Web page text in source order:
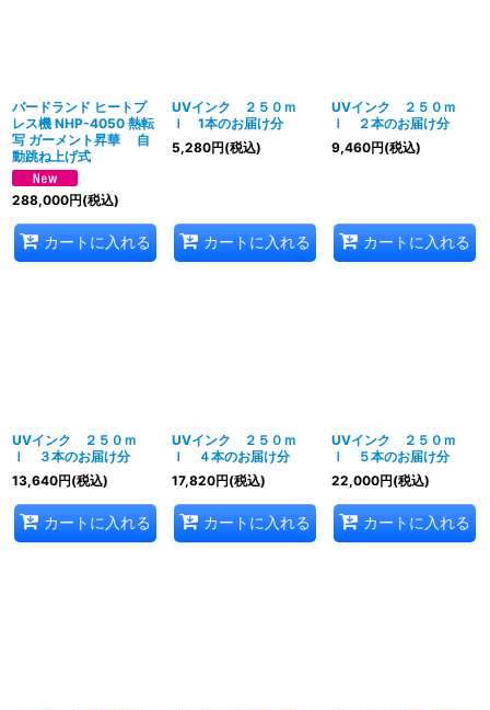
バードランド ヒートプ
レス機 NHP-4050 熱転
写 ガーメント昇華 自
動跳ね上げ式
288,000円(税込)
カートに入れる
UVインク ２５０ｍ
ｌ 1本のお届け分
5,280円(税込)
カートに入れる
UVインク ２５０ｍ
ｌ ２本のお届け分
9,460円(税込)
カートに入れる
UVインク ２５０ｍ
ｌ ３本のお届け分
13,640円(税込)
カートに入れる
UVインク ２５０ｍ
ｌ ４本のお届け分
17,820円(税込)
カートに入れる
UVインク ２５０ｍ
ｌ ５本のお届け分
22,000円(税込)
カートに入れる